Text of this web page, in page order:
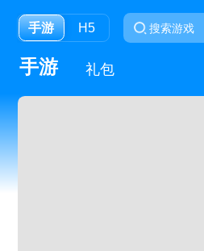
手游 H5
手游 礼包